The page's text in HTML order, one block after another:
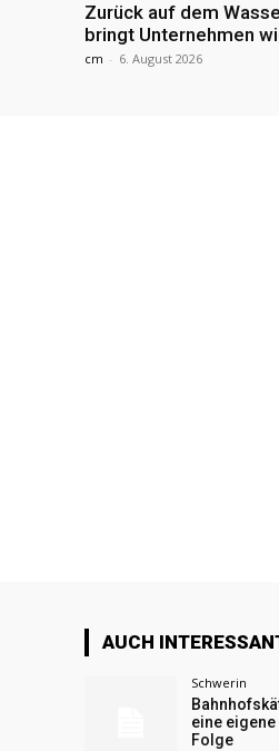
Zurück auf dem
bringt Unternehmen
cm - 6. August 2026
AUCH
Schwerin
eine
Folge